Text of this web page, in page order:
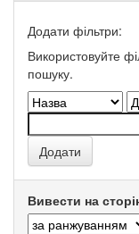
Додати фільтри:
Використовуйте
пошуку.
Вивести на